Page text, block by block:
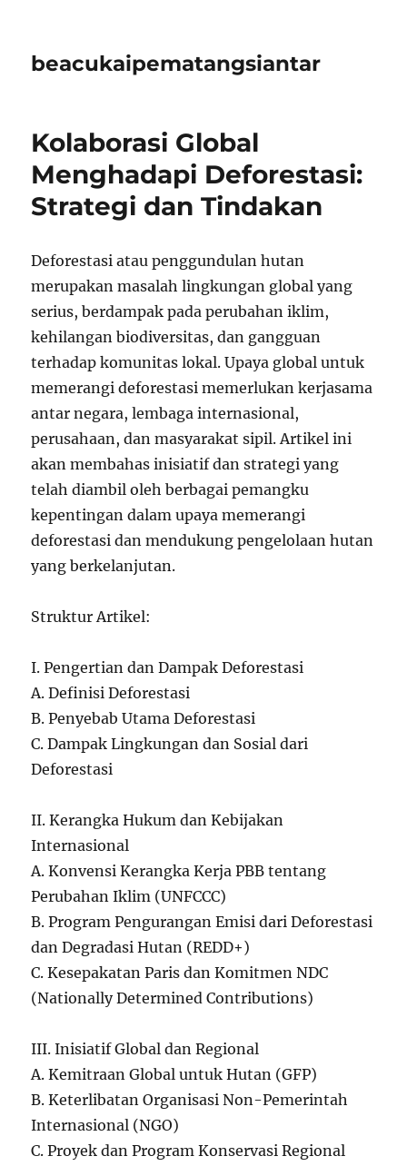
beacukaipematangsiantar
Kolaborasi Global
Menghadapi Deforestasi:
Strategi dan Tindakan
Deforestasi atau penggundulan hutan
merupakan masalah lingkungan global yang
serius, berdampak pada perubahan iklim,
kehilangan biodiversitas, dan gangguan
terhadap komunitas lokal. Upaya global untuk
memerangi deforestasi memerlukan kerjasama
antar negara, lembaga internasional,
perusahaan, dan masyarakat sipil. Artikel ini
akan membahas inisiatif dan strategi yang
telah diambil oleh berbagai pemangku
kepentingan dalam upaya memerangi
deforestasi dan mendukung pengelolaan hutan
yang berkelanjutan.
Struktur Artikel:
I. Pengertian dan Dampak Deforestasi
A. Definisi Deforestasi
B. Penyebab Utama Deforestasi
C. Dampak Lingkungan dan Sosial dari
Deforestasi
II. Kerangka Hukum dan Kebijakan
Internasional
A. Konvensi Kerangka Kerja PBB tentang
Perubahan Iklim (UNFCCC)
B. Program Pengurangan Emisi dari Deforestasi
dan Degradasi Hutan (REDD+)
C. Kesepakatan Paris dan Komitmen NDC
(Nationally Determined Contributions)
III. Inisiatif Global dan Regional
A. Kemitraan Global untuk Hutan (GFP)
B. Keterlibatan Organisasi Non-Pemerintah
Internasional (NGO)
C. Proyek dan Program Konservasi Regional